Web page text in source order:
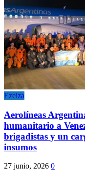
Ezeiza
Aerolíneas
humanitario a
brigadistas y un
insumos
27 junio, 2026 0